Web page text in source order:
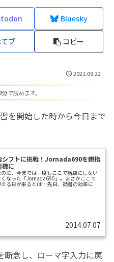
Bluesky
ブ コピー
2021.09.22
分で読めます。
を開始した時から今日まで
シフトに挑戦！Jornada690を親指
機に
に、今までは一度もここで話題にしない
なった「Jornada690」。まさかここで
える日が来るとは…先日、読書の効率につ
スピ... 2014.07.07
断念し、ローマ字入力に戻